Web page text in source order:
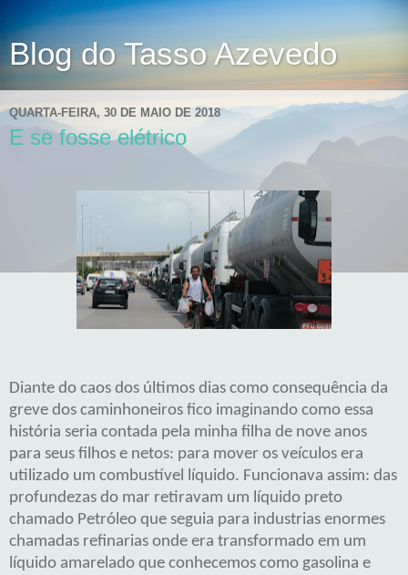
Blog do Tasso Azevedo
QUARTA-FEIRA, 30 DE MAIO DE 2018
E se fosse elétrico
Diante do caos dos últimos dias como consequência da
greve dos caminhoneiros fico imaginando como essa
história seria contada pela minha filha de nove anos
para seus filhos e netos: para mover os veículos era
utilizado um combustível líquido. Funcionava assim: das
profundezas do mar retiravam um líquido preto
chamado Petróleo que seguia para industrias enormes
chamadas refinarias onde era transformado em um
líquido amarelado que conhecemos como gasolina e